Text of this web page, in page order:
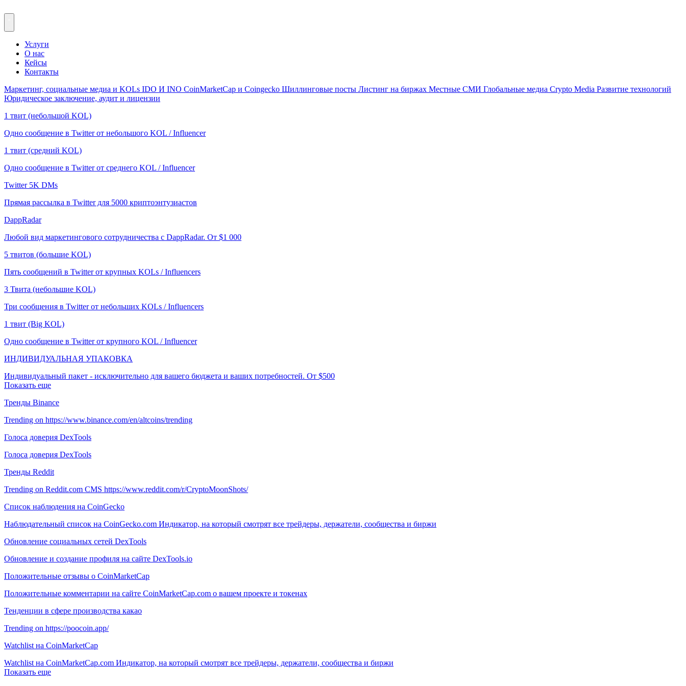
Услуги
О нас
Кейсы
Контакты
Маркетинг, социальные медиа и KOLs IDO И INO CoinMarketCap и Coingecko Шиллинговые посты Листинг на биржах Местные СМИ Глобальные медиа Crypto Media Развитие технологий
Юридическое заключение, аудит и лицензии
1 твит (небольшой KOL)
Одно сообщение в Twitter от небольшого KOL / Influencer
1 твит (средний KOL)
Одно сообщение в Twitter от среднего KOL / Influencer
Twitter 5K DMs
Прямая рассылка в Twitter для 5000 криптоэнтузиастов
DappRadar
Любой вид маркетингового сотрудничества с DappRadar. От $1 000
5 твитов (большие KOL)
Пять сообщений в Twitter от крупных KOLs / Influencers
3 Твита (небольшие KOL)
Три сообщения в Twitter от небольших KOLs / Influencers
1 твит (Big KOL)
Одно сообщение в Twitter от крупного KOL / Influencer
ИНДИВИДУАЛЬНАЯ УПАКОВКА
Индивидуальный пакет - исключительно для вашего бюджета и ваших потребностей. От $500
Показать еще
Тренды Binance
Trending on https://www.binance.com/en/altcoins/trending
Голоса доверия DexTools
Голоса доверия DexTools
Тренды Reddit
Trending on Reddit.com CMS https://www.reddit.com/r/CryptoMoonShots/
Список наблюдения на CoinGecko
Наблюдательный список на CoinGecko.com Индикатор, на который смотрят все трейдеры, держатели, сообщества и биржи
Обновление социальных сетей DexTools
Обновление и создание профиля на сайте DexTools.io
Положительные отзывы о CoinMarketCap
Положительные комментарии на сайте CoinMarketCap.com о вашем проекте и токенах
Тенденции в сфере производства какао
Trending on https://poocoin.app/
Watchlist на CoinMarketCap
Watchlist на CoinMarketCap.com Индикатор, на который смотрят все трейдеры, держатели, сообщества и биржи
Показать еще